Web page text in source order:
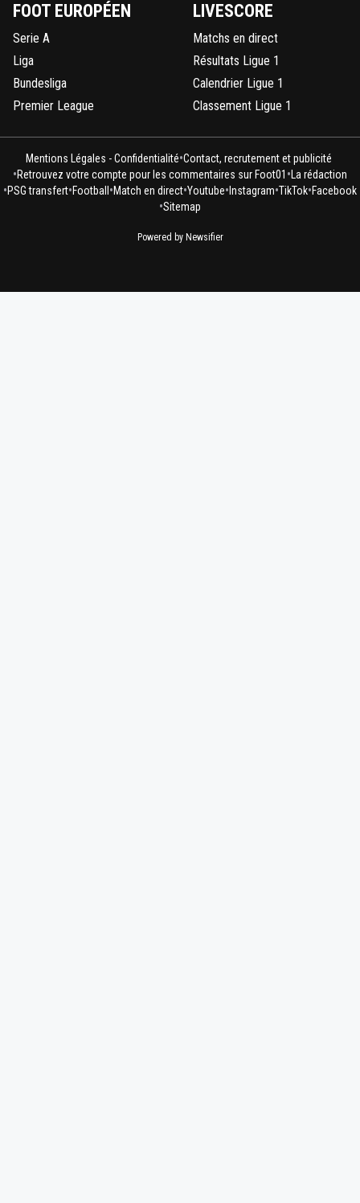
FOOT EUROPÉEN
Serie A
Liga
Bundesliga
Premier League
LIVESCORE
Matchs en direct
Résultats Ligue 1
Calendrier Ligue 1
Classement Ligue 1
Mentions Légales - Confidentialité•Contact, recrutement et publicité
•Retrouvez votre compte pour les commentaires sur Foot01 • La rédaction
•PSG transfert•Football •Match en direct•Youtube• Instagram•TikTok•Facebook
•Sitemap
Powered by Newsifier